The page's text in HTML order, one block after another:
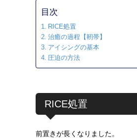
目次
RICE処置
治癒の過程【靭帯】
アイシングの基本
圧迫の方法
RICE処置
前置きが長くなりました。